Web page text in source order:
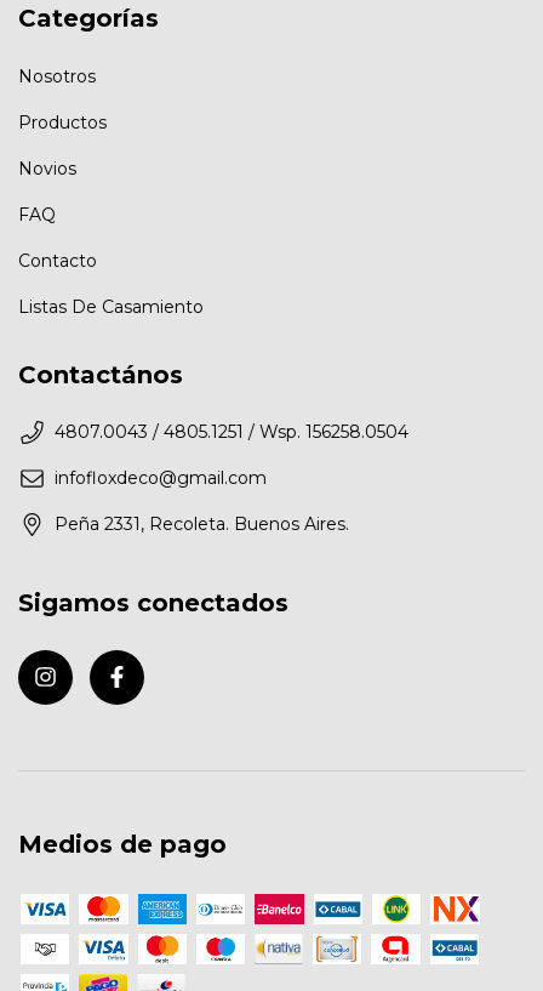
Categorías
Nosotros
Productos
Novios
FAQ
Contacto
Listas De Casamiento
Contactános
4807.0043 / 4805.1251 / Wsp. 156258.0504
infofloxdeco@gmail.com
Peña 2331, Recoleta. Buenos Aires.
Sigamos conectados
Medios de pago